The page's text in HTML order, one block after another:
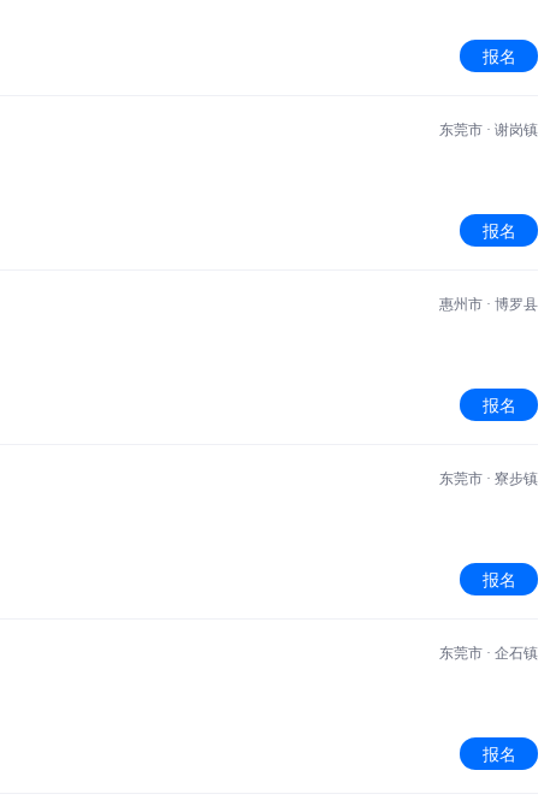
报名
东莞市 · 谢岗镇
报名
惠州市 · 博罗县
报名
东莞市 · 寮步镇
报名
东莞市 · 企石镇
报名